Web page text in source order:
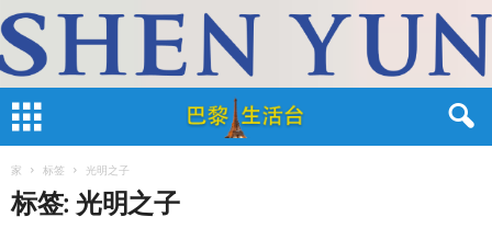
家 标签 光明之子
标签: 光明之子